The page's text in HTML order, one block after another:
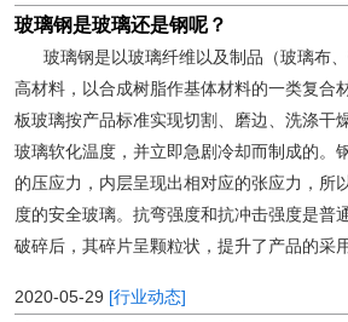
玻璃钢是玻璃还是钢呢？
玻璃钢是以玻璃纤维以及制品（玻璃布
高材料，以合成树脂作基体材料的一类复合
板玻璃按产品标准实现切割、磨边、洗涤干
玻璃软化温度，并立即急剧冷却而制成的。
的压应力，内层呈现出相对应的张应力，所
度的安全玻璃。抗弯强度和抗冲击强度是普
破碎后，其碎片呈颗粒状，提升了产品的采
2020-05-29 [行业动态]